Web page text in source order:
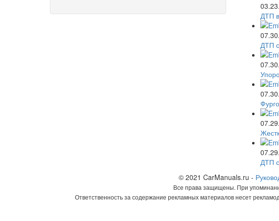
ДТП
ДТП
ДТП
© 2021 CarManuals.ru -
Все права защищены. При
Ответственность за содержание рекламных материалов несет